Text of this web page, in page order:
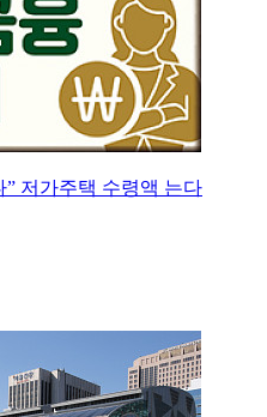
저가주택 수령액 는다